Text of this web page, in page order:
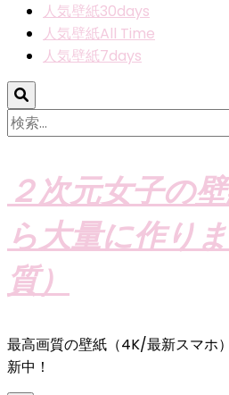
人気壁紙30days
人気壁紙All Time
人気壁紙7days
検
索:
２次元女子の
ら大量に作り
質）
最高画質の壁紙（4K/最新スマホ
新中！